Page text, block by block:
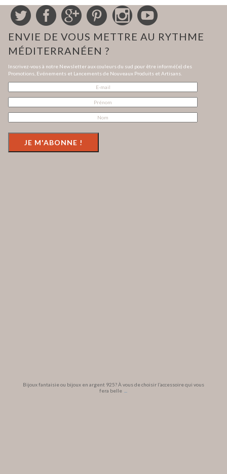
ENVIE DE VOUS METTRE AU RYTHME
MÉDITERRANÉEN ?
Inscrivez-vous à notre Newsletter aux couleurs du sud pour être informé(e) des
Promotions, Evénements et Lancements de Nouveaux Produits et Artisans.
Bijoux fantaisie ou bijoux en argent 925? À vous de choisir l’accessoire qui vous
fera belle